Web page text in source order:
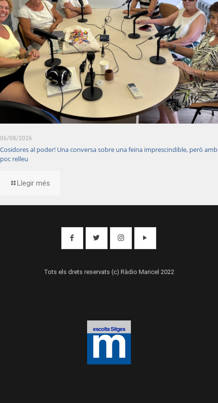
06/08/2026
Cosidores al poder! Una conversa sobre una feina imprescindible, però amb
poc relleu
Llegir més
Tots els drets reservats (c) Ràdio Maricel 2022